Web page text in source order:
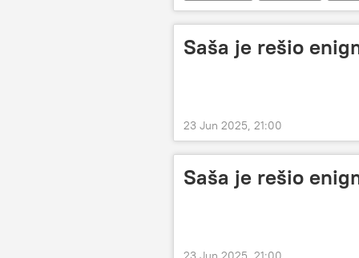
Saša je rešio
23 Jun 2025, 21:00
Saša je rešio